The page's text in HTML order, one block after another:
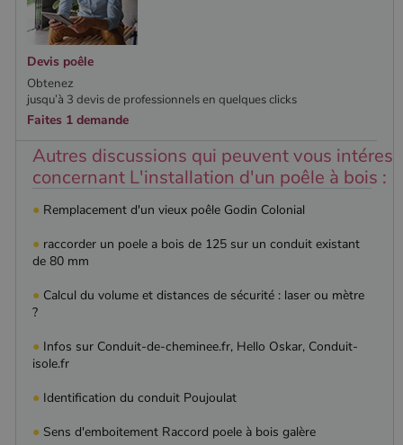
Devis poêle
Obtenez
jusqu’à 3 devis de professionnels en quelques clicks
Faites 1 demande
Autres discussions qui peuvent vous
concernant L'installation d'un poêle à bois :
● Remplacement d'un vieux poêle Godin Colonial
● raccorder un poele a bois de 125 sur un conduit existant
de 80 mm
● Calcul du volume et distances de sécurité : laser ou mètre
?
● Infos sur Conduit-de-cheminee.fr, Hello Oskar, Conduit-
isole.fr
● Identification du conduit Poujoulat
● Sens d'emboitement Raccord poele à bois galère